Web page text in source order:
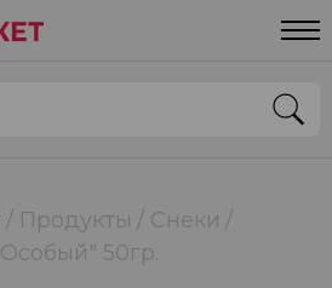
Продукты
Снеки
50гр.